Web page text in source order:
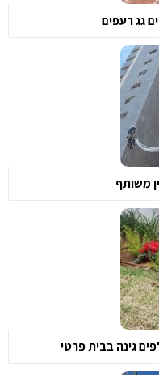
גג רעפים
משותף
גינה בבית פרטי